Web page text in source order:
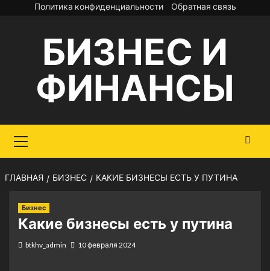
Перейти
содержимому
Политика конфиденциальности Обратная связь
БИЗНЕС И
ФИНАНСЫ
меню
ГЛАВНАЯ БИЗНЕС КАКИЕ БИЗНЕСЫ ЕСТЬ У ПУТИНА
Бизнес
Какие бизнесы есть у путина
btkhv_admin 10 февраля 2024